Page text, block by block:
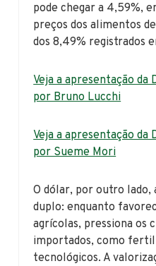
pode chegar a 4,59%,
preços dos alimentos
dos 8,49% registrados
Veja a apresentação da
por Bruno Lucchi
Veja a apresentação
por Sueme Mori
O dólar, por outro lado,
duplo: enquanto
agrícolas, pressiona os
importados, como
tecnológicos. A